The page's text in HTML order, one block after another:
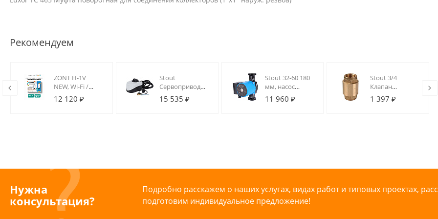
Рекомендуем
ZONT H-1V
NEW, Wi-Fi /
GSM термостат
для котлов на
12 120 ₽
Stout
Сервопривод
230V 120s
15 535 ₽
Stout 32-60 180
мм, насос
циркуляционный
3-х скоростной, с
11 960 ₽
Stout 3/4
Клапан
обратный
пружинный
1 397 ₽
Нужна
консультация?
Подробно расскажем о наших услугах, видах работ и типовых проектах,
подготовим индивидуальное предложение!